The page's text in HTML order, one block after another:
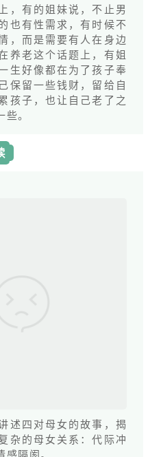
，有的姐妹说，不止男
也有性需求，有时候不
，而是需要有人在身边
养老这个话题上，有姐
生好像都在为了孩子奉
保留一些钱财，留给自
孩子，也让自己老了之
。
述四对母女的故事，揭
杂的母女关系：代际冲
隔阂。